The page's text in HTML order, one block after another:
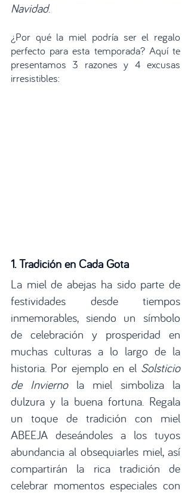
Navidad.
¿Por qué la miel podría ser el regalo
perfecto para esta temporada? Aquí te
presentamos 3 razones y 4 excusas
irresistibles:
1. Tradición en Cada Gota
La miel de abejas ha sido parte de
festividades desde tiempos
inmemorables, siendo un símbolo
de celebración y prosperidad en
muchas culturas a lo largo de la
historia. Por ejemplo en el Solsticio
de Invierno la miel simboliza la
dulzura y la buena fortuna. Regala
un toque de tradición con miel
ABEEJA deseándoles a los tuyos
abundancia al obsequiarles miel, así
compartirán la rica tradición de
celebrar momentos especiales con